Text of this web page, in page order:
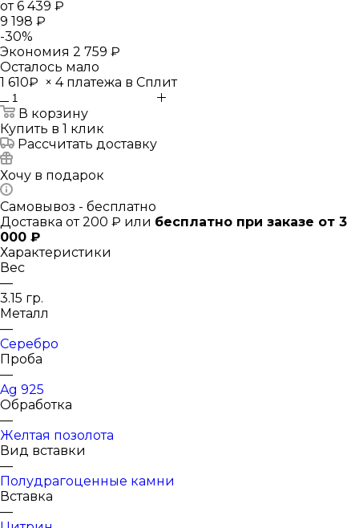
от6 439 ₽
9 198 ₽
-30%
Экономия 2 759 ₽
Осталось мало
1 610₽ × 4 платежа в Сплит
В корзину
Купить в 1 клик
Рассчитать доставку
Хочу в подарок
Самовывоз - бесплатно
Доставка от 200 ₽ или бесплатно при заказе от 3
000 ₽
Характеристики
Вес
—
3.15 гр.
Металл
—
Серебро
Проба
—
Ag 925
Обработка
—
Желтая позолота
Вид вставки
—
Полудрагоценные камни
Вставка
—